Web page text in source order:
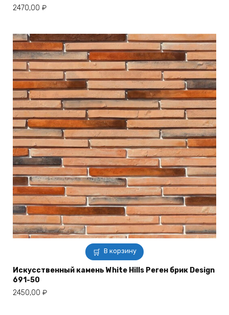
2470,00 ₽
В корзину
Искусственный камень White Hills Реген брик Design
691-50
2450,00 ₽